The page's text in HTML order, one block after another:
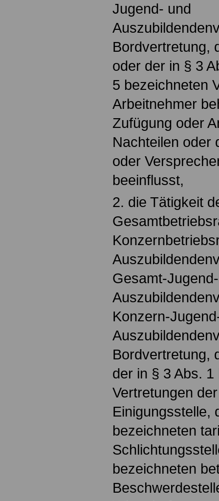
Jugend- und
Bordvertretung,
oder der in § 3
5 bezeichneten
Arbeitnehmer
Zufügung oder
Nachteilen oder
oder
beeinflusst,
2. die Tätigkeit
Gesamt-
Konzern-
Bordvertretung,
der in § 3 Abs.
Vertretungen
Einigungsstelle,
bezeichneten
bezeichneten